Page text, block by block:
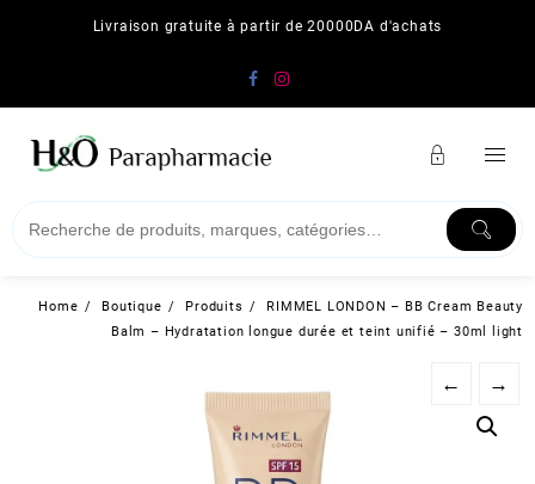
Livraison gratuite à partir de 20000DA d'achats
Home Boutique Produits
RIMMEL LONDON – BB Cream Beauty
Balm – Hydratation longue durée et teint unifié – 30ml light
← →